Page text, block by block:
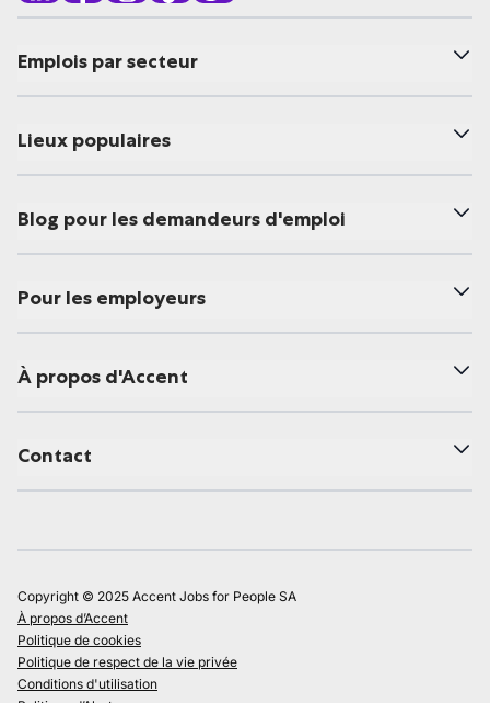
Emplois par secteur
Lieux populaires
Blog pour les demandeurs d'emploi
Pour les employeurs
À propos d'Accent
Contact
Copyright © 2025 Accent Jobs for People SA
À propos d’Accent
Politique de cookies
Politique de respect de la vie privée
Conditions d'utilisation